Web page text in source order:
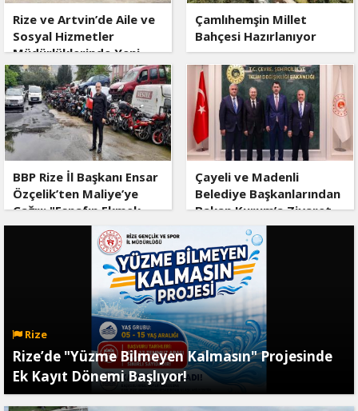
Rize ve Artvin’de Aile ve
Sosyal Hizmetler
Müdürlüklerinde Yeni
Dönem
Çamlıhemşin Millet
Bahçesi Hazırlanıyor
BBP Rize İl Başkanı Ensar
Özçelik’ten Maliye’ye
Çağrı: "Esnafın Ekmek
Teknesine Haciz Borcu
Ödetmez, Üretimi
Çayeli ve Madenli
Belediye Başkanlarından
Bakan Kurum’a Ziyaret
Rize
Rize’de "Yüzme Bilmeyen Kalmasın" Projesinde
Ek Kayıt Dönemi Başlıyor!